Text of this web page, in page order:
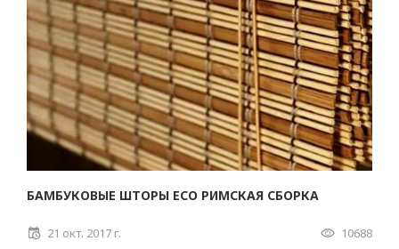
БАМБУКОВЫЕ ШТОРЫ ECO РИМСКАЯ СБОРКА
21 окт. 2017 г. 10688